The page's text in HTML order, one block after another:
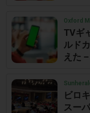
Oxford
TVギ
ルド
えた
ビロ
スー